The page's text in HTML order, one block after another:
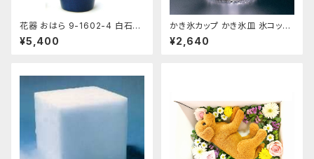
花器 おはら 9-1602-4 白石投
入 ナマコ 花瓶 フラワーベース
¥5,400
かき氷カップ かき氷皿 氷コップ
デザートカップ、アイスクリーム
カップ 鳴門 花 フラッペ デザー
¥2,640